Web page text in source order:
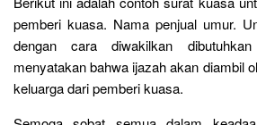
pemberi kuasa. Nama penjual umur.
dengan cara diwakilkan
menyatakan bahwa ijazah akan diambil
keluarga dari pemberi kuasa.